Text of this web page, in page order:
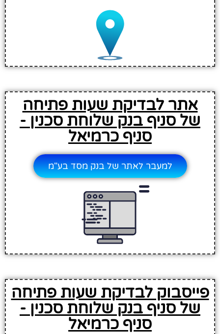
אתר לבדיקת שעות פתיחה
של סניף בנק שלוחת סכנין -
סניף כרמיאל
למעבר לאתר של בנק מסד בע"מ
פייסבוק לבדיקת שעות פתיחה
של סניף בנק שלוחת סכנין -
סניף כרמיאל